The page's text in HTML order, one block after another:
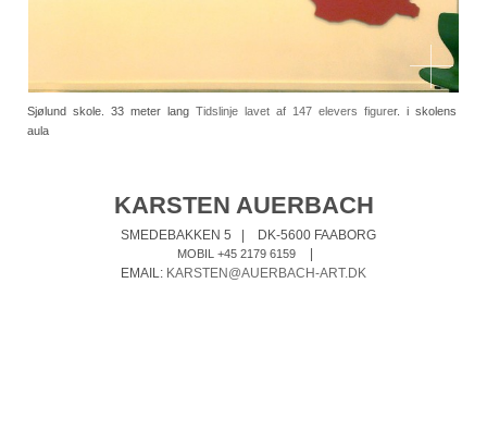
Sjølund skole. 33 meter lang Tidslinje lavet af 147 elevers figurer. i skolens
aula
KARSTEN AUERBACH
SMEDEBAKKEN 5 DK-5600 FAABORG
MOBIL +45 2179 6159
EMAIL: KARSTEN@AUERBACH-ART.DK